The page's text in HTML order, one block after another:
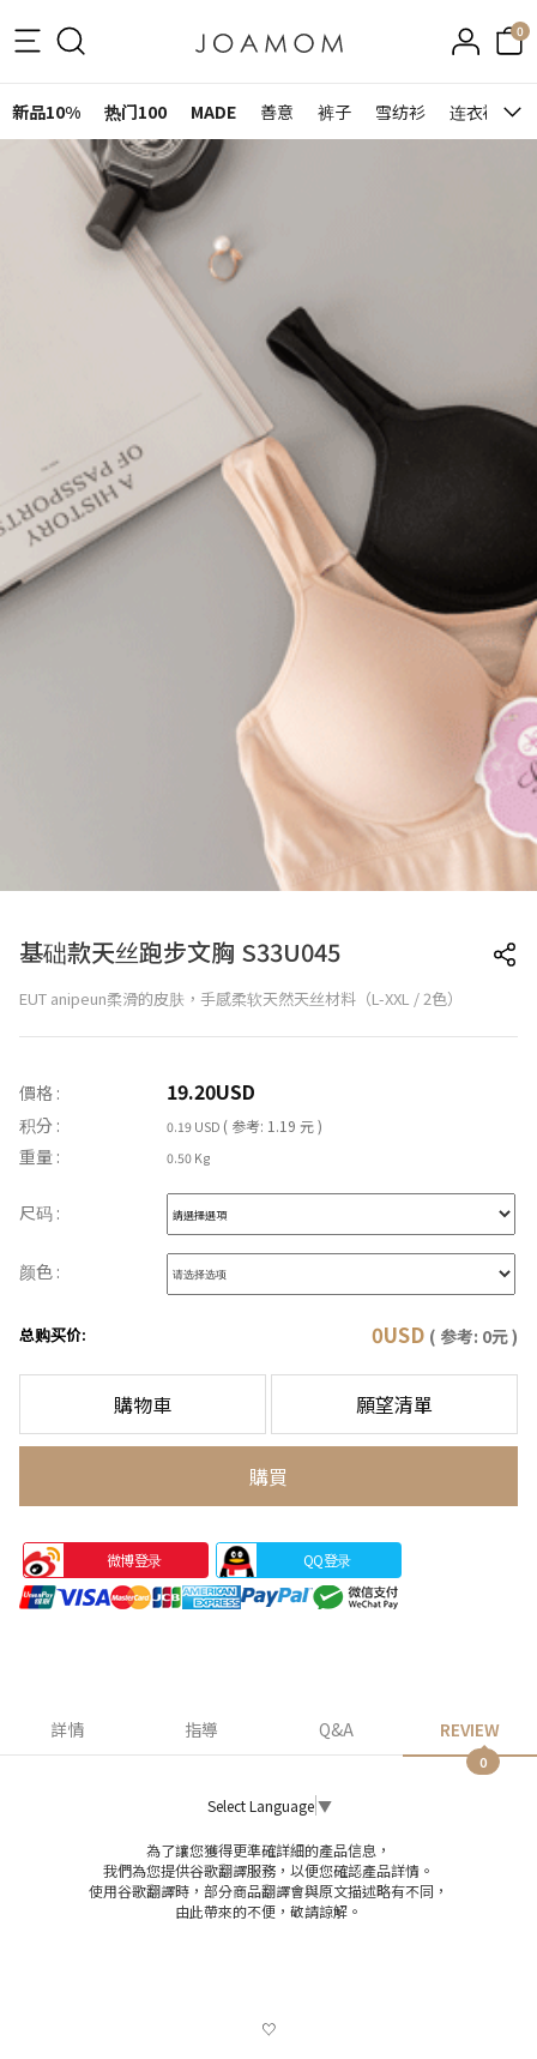
0
新品10% 热门100 MADE 善意 裤子 雪纺衫 连衣裙&裙
基础款天丝跑步文胸 S33U045
EUT anipeun柔滑的皮肤，手感柔软天然天丝材料（L-XXL / 2色）
價格 : 19.20USD
积分 : 0.19 USD ( 参考: 1.19 元 )
重量 : 0.50 Kg
尺码 :
颜色 :
总购买价: 0USD ( 参考: 0元 )
購物車 願望清單
購買
微博登录 QQ登录
詳情 指導 Q&A REVIEW
0
Select Language ▼
為了讓您獲得更準確詳細的產品信息，
我們為您提供谷歌翻譯服務，以便您確認產品詳情。
使用谷歌翻譯時，部分商品翻譯會與原文描述略有不同，
由此帶來的不便，敬請諒解。
♡